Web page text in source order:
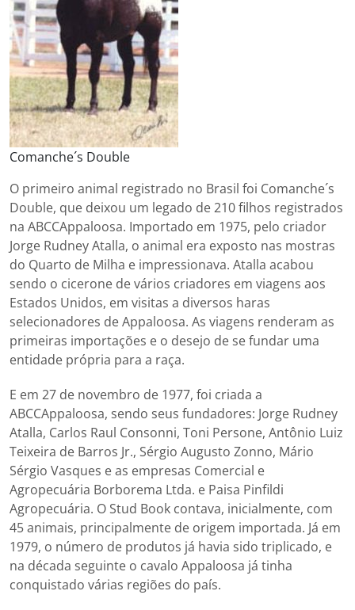
Comanche´s Double
O primeiro animal registrado no Brasil foi Comanche´s
Double, que deixou um legado de 210 filhos registrados
na ABCCAppaloosa. Importado em 1975, pelo criador
Jorge Rudney Atalla, o animal era exposto nas mostras
do Quarto de Milha e impressionava. Atalla acabou
sendo o cicerone de vários criadores em viagens aos
Estados Unidos, em visitas a diversos haras
selecionadores de Appaloosa. As viagens renderam as
primeiras importações e o desejo de se fundar uma
entidade própria para a raça.
E em 27 de novembro de 1977, foi criada a
ABCCAppaloosa, sendo seus fundadores: Jorge Rudney
Atalla, Carlos Raul Consonni, Toni Persone, Antônio Luiz
Teixeira de Barros Jr., Sérgio Augusto Zonno, Mário
Sérgio Vasques e as empresas Comercial e
Agropecuária Borborema Ltda. e Paisa Pinfildi
Agropecuária. O Stud Book contava, inicialmente, com
45 animais, principalmente de origem importada. Já em
1979, o número de produtos já havia sido triplicado, e
na década seguinte o cavalo Appaloosa já tinha
conquistado várias regiões do país.